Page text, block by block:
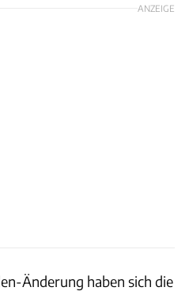
ANZEIGE
Änderung haben sich die